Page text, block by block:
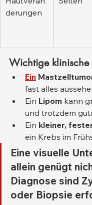
derungen
Wichtige klinische
Ein
fast alles
Ein Lipom kann
und trotzdem
Ein kleiner,
ein Krebs im
Eine visuelle
allein genügt
Diagnose sind
oder Biopsie